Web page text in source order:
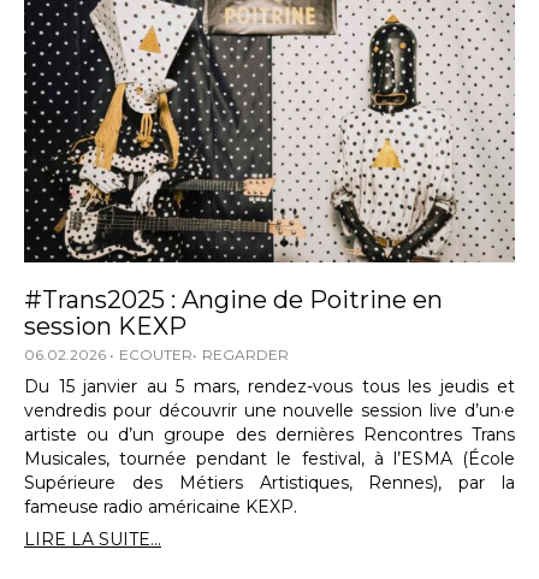
#Trans2025 : Angine de Poitrine en
session KEXP
06.02.2026 ECOUTER REGARDER
Du 15 janvier au 5 mars, rendez-vous tous les jeudis et
vendredis pour découvrir une nouvelle session live d’un·e
artiste ou d’un groupe des dernières Rencontres Trans
Musicales, tournée pendant le festival, à l’ESMA (École
Supérieure des Métiers Artistiques, Rennes), par la
fameuse radio américaine KEXP.
LIRE LA SUITE...